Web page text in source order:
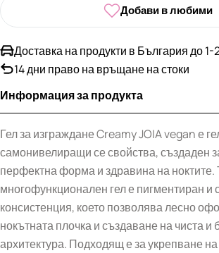
Добави в любими
Доставка на продукти в България до 1-
14 дни право на връщане на стоки
Информация за продукта
Гел за изграждане Creamy JOIA vegan е
самонивелиращи се свойства, създаден
перфектна форма и здравина на ноктите.
многофункционален гел е пигментиран и
консистенция, което позволява лесно
нокътната плочка и създаване на чиста и
архитектура. Подходящ е за укрепване